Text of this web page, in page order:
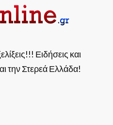
Ειδήσεις και
την Στερεά Ελλάδα!